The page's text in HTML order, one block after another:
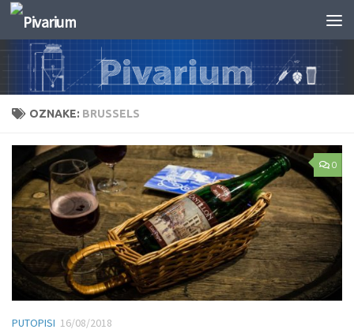
Skip to content
OZNAKE: BRUSSELS
0
PUTOPISI 16/08/2018